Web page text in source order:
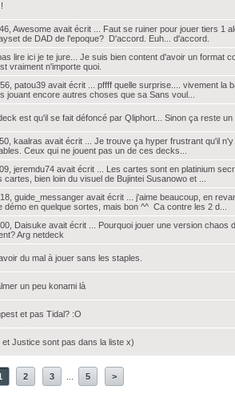
Awesome avait écrit ... Faut se ruiner pour jouer tiers 1
de DAD de l'epoque? D'accord. Euh... d'accord.
lire ici je te jure... Je suis bien content d'avoir un format
vraiment n'importe quoi.
patou39 avait écrit ... pffff quelle surprise.... vivement la
jouant encore autres choses que sa Sans voul...
est qu'il se fait défoncé par Qliphort... Sinon ça reste
kaalras avait écrit ... Je trouve ça hyper frustrant qu'il
Ceux qui ne jouent pas un de ces decks...
jeremdu74 avait écrit ... Les cartes sont en platinium
bien loin du visuel de Bujintei Susanowo et ...
guide_messanger avait écrit ... j'aime beaucoup, en
en quelque sortes, mais bon ^^ Ca contre les 2 d...
Daisuke avait écrit ... Pourquoi jouer une version chaos
Arg netdeck
du mal à jouer sans les staples.
un peu konami là
et pas Tidal? :O
et Justice sont pas dans la liste x)
2 3 5 >